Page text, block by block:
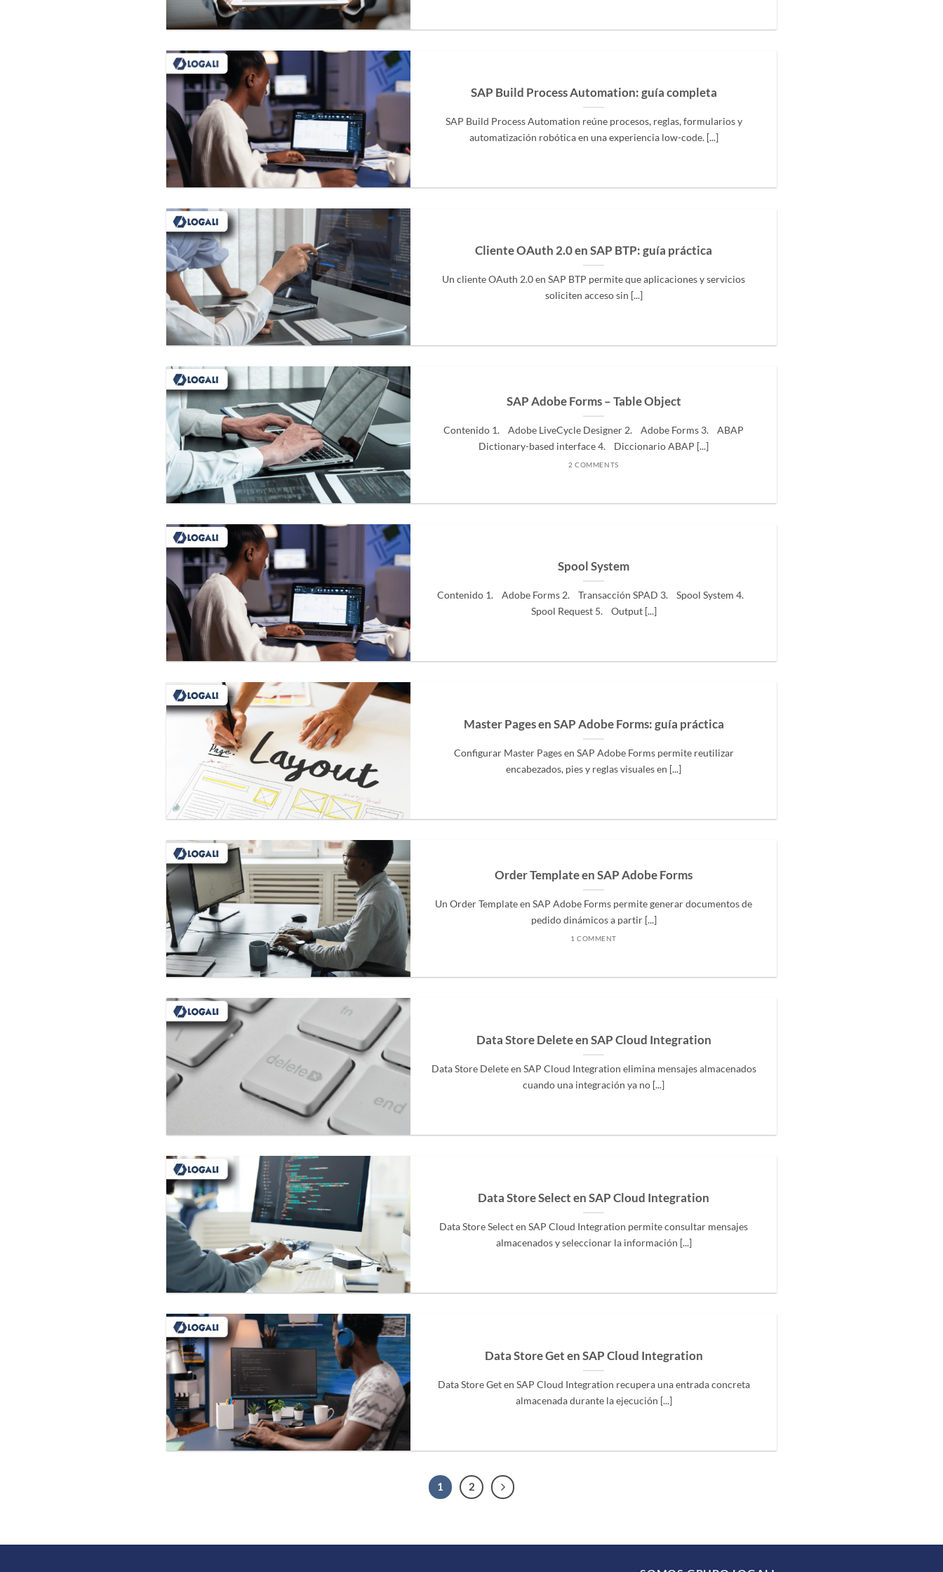
SAP Build Process Automation: guía completa
SAP Build Process Automation reúne procesos, reglas, formularios y
automatización robótica en una experiencia low-code. [...]
Cliente OAuth 2.0 en SAP BTP: guía práctica
Un cliente OAuth 2.0 en SAP BTP permite que aplicaciones y servicios
soliciten acceso sin [...]
SAP Adobe Forms – Table Object
Contenido 1. Adobe LiveCycle Designer 2. Adobe Forms 3. ABAP
Dictionary-based interface 4. Diccionario ABAP [...]
2 COMMENTS
Spool System
Contenido 1. Adobe Forms 2. Transacción SPAD 3. Spool System 4.
Spool Request 5. Output [...]
Master Pages en SAP Adobe Forms: guía práctica
Configurar Master Pages en SAP Adobe Forms permite reutilizar
encabezados, pies y reglas visuales en [...]
Order Template en SAP Adobe Forms
Un Order Template en SAP Adobe Forms permite generar documentos de
pedido dinámicos a partir [...]
1 COMMENT
Data Store Delete en SAP Cloud Integration
Data Store Delete en SAP Cloud Integration elimina mensajes almacenados
cuando una integración ya no [...]
Data Store Select en SAP Cloud Integration
Data Store Select en SAP Cloud Integration permite consultar mensajes
almacenados y seleccionar la información [...]
Data Store Get en SAP Cloud Integration
Data Store Get en SAP Cloud Integration recupera una entrada concreta
almacenada durante la ejecución [...]
1 2